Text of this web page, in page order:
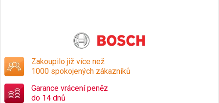
Zakoupilo již více než
1000 spokojených zákazníků
Garance vrácení peněz
do 14 dnů